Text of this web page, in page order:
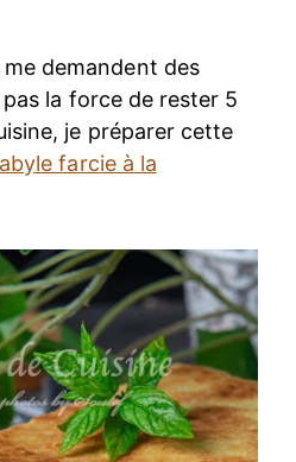
demandent des
pas la force de rester 5
je préparer cette
farcie à la